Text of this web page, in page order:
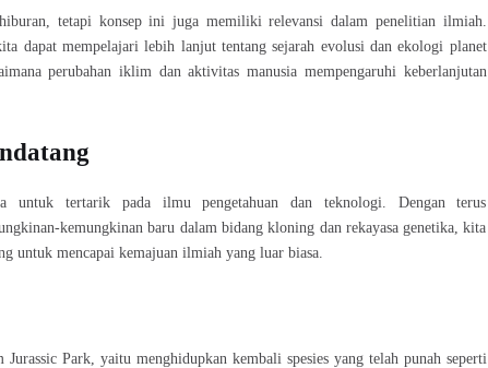
tetapi konsep ini juga memiliki relevansi dalam penelitian ilmiah.
dapat mempelajari lebih lanjut tentang sejarah evolusi dan ekologi planet
perubahan iklim dan aktivitas manusia mempengaruhi keberlanjutan
untuk tertarik pada ilmu pengetahuan dan teknologi. Dengan terus
kemungkinan baru dalam bidang kloning dan rekayasa genetika, kita
untuk mencapai kemajuan ilmiah yang luar biasa.
Park, yaitu menghidupkan kembali spesies yang telah punah seperti